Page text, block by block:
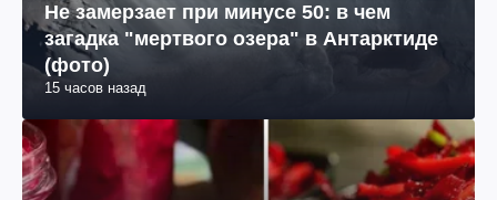
Не замерзает при минусе 50: в чем
загадка "мертвого озера" в Антарктиде
(фото)
15 часов назад